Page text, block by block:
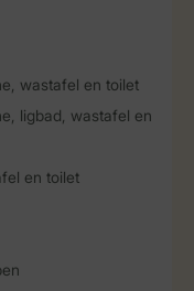
wastafel en toilet
ligbad, wastafel en
en toilet